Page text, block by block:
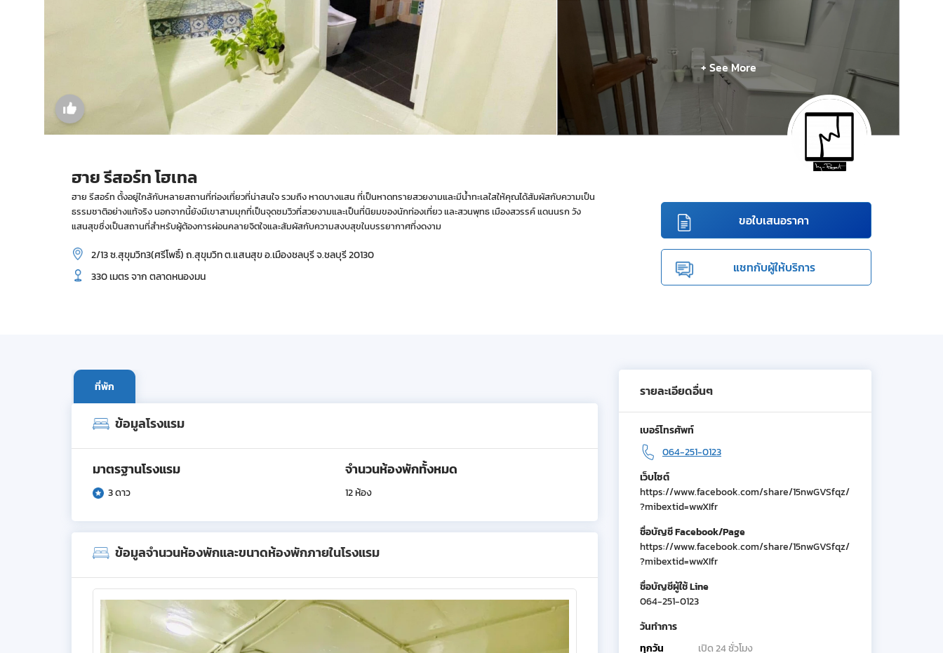
+ See More
ฮาย รีสอร์ท โฮเทล
ฮาย รีสอร์ท ตั้งอยู่ใกล้กับหลายสถานที่ท่องเที่ยวที่น่าสนใจ รวมถึง หาดบางแสน ที่เป็นหาดทรายสวยงามและมีน้ำทะเลใสให้คุณได้สัมผัสกับความเป็น
ธรรมชาติอย่างแท้จริง นอกจากนี้ยังมีเขาสามมุกที่เป็นจุดชมวิวที่สวยงามและเป็นที่นิยมของนักท่องเที่ยว และสวนพุทธ เมืองสวรรค์ แดนนรก วัง
แสนสุขซึ่งเป็นสถานที่สำหรับผู้ต้องการผ่อนคลายจิตใจและสัมผัสกับความสงบสุขในบรรยากาศที่งดงาม
2/13 ซ.สุขุมวิท3(ศรีโพธิ์) ถ.สุขุมวิท ต.แสนสุข อ.เมืองชลบุรี จ.ชลบุรี 20130
330 เมตร จาก ตลาดหนองมน
ขอใบเสนอราคา
แชทกับผู้ให้บริการ
ที่พัก
ข้อมูลโรงแรม
มาตรฐานโรงแรม
3 ดาว
จำนวนห้องพักทั้งหมด
12 ห้อง
ข้อมูลจำนวนห้องพักและขนาดห้องพักภายในโรงแรม
รายละเอียดอื่นๆ
เบอร์โทรศัพท์
064-251-0123
เว็บไซต์
https://www.facebook.com/share/15nwGVSfqz/
?mibextid=wwXIfr
ชื่อบัญชี Facebook/Page
https://www.facebook.com/share/15nwGVSfqz/
?mibextid=wwXIfr
ชื่อบัญชีผู้ใช้ Line
064-251-0123
วันทำการ
ทุกวัน
เปิด 24 ชั่วโมง